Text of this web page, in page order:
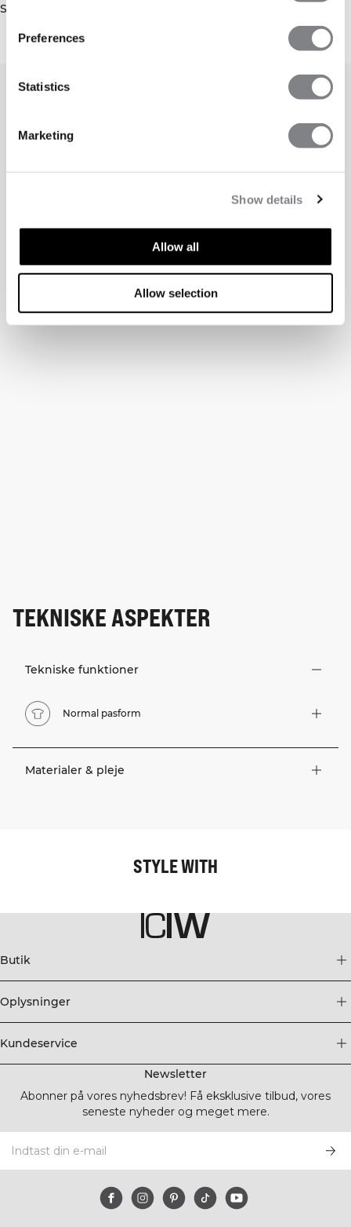
Preferences
Statistics
Marketing
Show details
Allow all
Allow selection
Similar products
TEKNISKE ASPEKTER
Tekniske funktioner
Normal pasform
Materialer & pleje
STYLE WITH
Butik
Oplysninger
Kundeservice
Newsletter
Abonner på vores nyhedsbrev! Få eksklusive tilbud, vores
seneste nyheder og meget mere.